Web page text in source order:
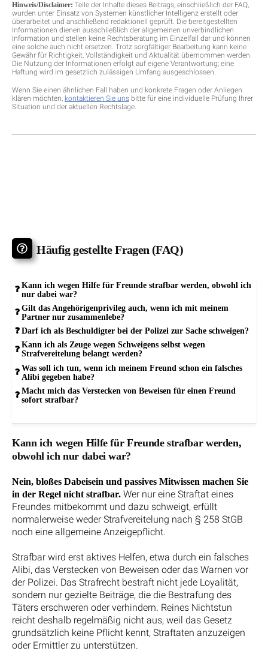
Hinweis/Disclaimer: Teile der Inhalte dieses Beitrags, einschließlich der FAQ,
wurden unter Einsatz von Systemen künstlicher Intelligenz erstellt oder
überarbeitet und anschließend redaktionell geprüft. Die bereitgestellten
Informationen dienen ausschließlich der allgemeinen unverbindlichen
Information und stellen keine Rechtsberatung im Einzelfall dar und können
eine solche auch nicht ersetzen. Trotz sorgfältiger Bearbeitung kann keine
Gewähr für Richtigkeit, Vollständigkeit und Aktualität übernommen werden.
Die Nutzung der Informationen erfolgt auf eigene Verantwortung; eine
Haftung wird im gesetzlich zulässigen Umfang ausgeschlossen.
Wenn Sie einen ähnlichen Fall haben und konkrete Fragen oder Anliegen
klären möchten, kontaktieren Sie uns bitte für eine individuelle Prüfung Ihrer
Situation und der aktuellen Rechtslage.
Häufig gestellte Fragen (FAQ)
Kann ich wegen Hilfe für Freunde strafbar werden, obwohl ich
nur dabei war?
Gilt das Angehörigenprivileg auch, wenn ich mit meinem
Partner nur zusammenlebe?
Darf ich als Beschuldigter bei der Polizei zur Sache schweigen?
Kann ich als Zeuge wegen Schweigens selbst wegen
Strafvereitelung belangt werden?
Was soll ich tun, wenn ich meinem Freund schon ein falsches
Alibi gegeben habe?
Macht mich das Verstecken von Beweisen für einen Freund
sofort strafbar?
Kann ich wegen Hilfe für Freunde strafbar werden,
obwohl ich nur dabei war?
Nein, bloßes Dabeisein und passives Mitwissen machen Sie
in der Regel nicht strafbar. Wer nur eine Straftat eines
Freundes mitbekommt und dazu schweigt, erfüllt
normalerweise weder Strafvereitelung nach § 258 StGB
noch eine allgemeine Anzeigepflicht.
Strafbar wird erst aktives Helfen, etwa durch ein falsches
Alibi, das Verstecken von Beweisen oder das Warnen vor
der Polizei. Das Strafrecht bestraft nicht jede Loyalität,
sondern nur gezielte Beiträge, die die Bestrafung des
Täters erschweren oder verhindern. Reines Nichtstun
reicht deshalb regelmäßig nicht aus, weil das Gesetz
grundsätzlich keine Pflicht kennt, Straftaten anzuzeigen
oder Ermittler zu unterstützen.